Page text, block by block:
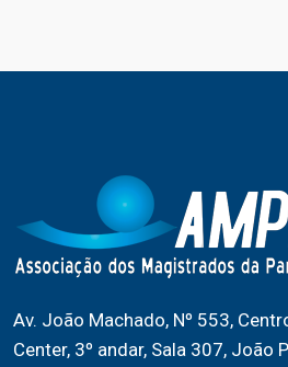
Av. João Machado, Nº 553,
Center, 3º andar, Sala 307, João